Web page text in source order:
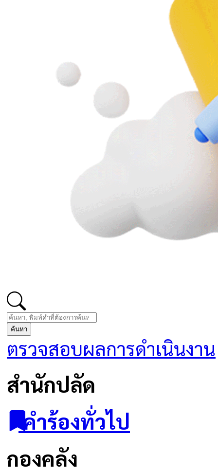
ค้นหา
ตรวจสอบผลการดำเนินงาน
สำนักปลัด
คำร้องทั่วไป
กองคลัง